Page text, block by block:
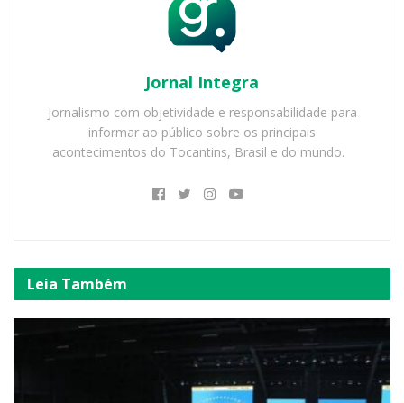
Jornal Integra
Jornalismo com objetividade e responsabilidade para
informar ao público sobre os principais
acontecimentos do Tocantins, Brasil e do mundo.
Leia Também